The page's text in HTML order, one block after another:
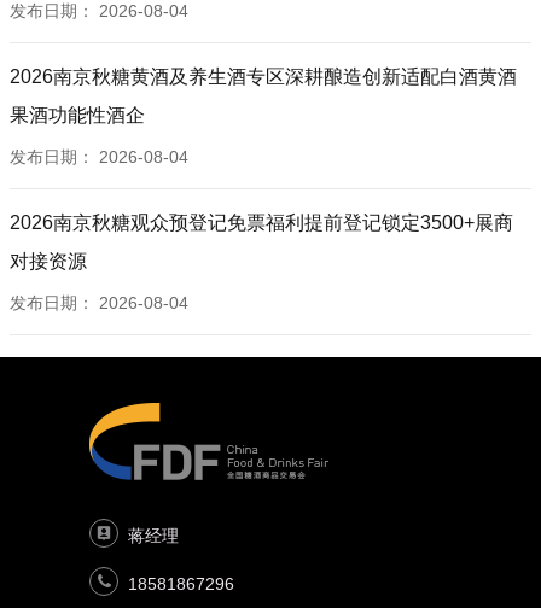
发布日期： 2026-08-04
2026南京秋糖黄酒及养生酒专区深耕酿造创新适配白酒黄酒
果酒功能性酒企
发布日期： 2026-08-04
2026南京秋糖观众预登记免票福利提前登记锁定3500+展商
对接资源
发布日期： 2026-08-04
蒋经理
18581867296